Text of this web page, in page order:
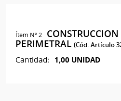
Ítem Nº 2
CONSTRUCCION
PERIMETRAL(Cód. Artículo
Cantidad: 1,00 UNIDAD